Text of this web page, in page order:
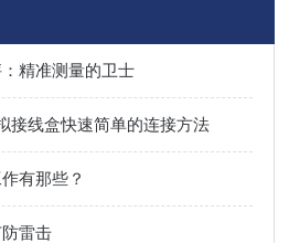
精准测量的卫士
接线盒快速简单的连接方法
有那些？
雷击